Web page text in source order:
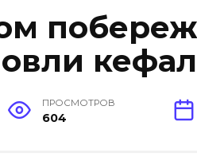
ПРОСМОТРОВ
604